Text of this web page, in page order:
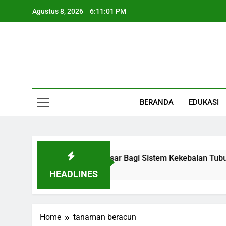
Agustus 8, 2026 6:11:01 PM
BERANDA EDUKASI
HEADLINES
Kecil Dengan Peran Besar Bagi Sistem Kekebalan Tubuh
Home tanaman beracun